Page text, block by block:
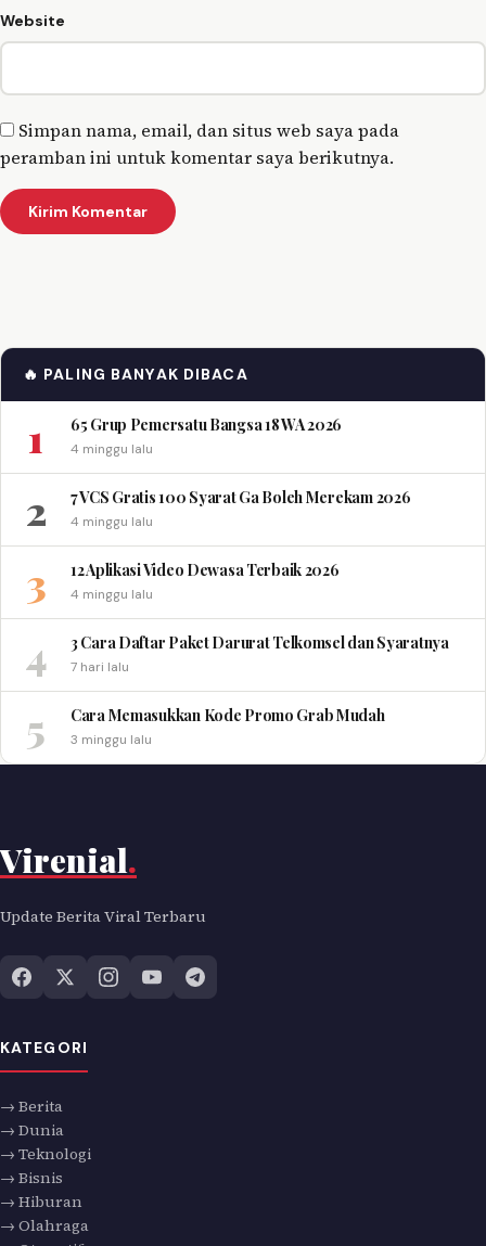
Website
Simpan nama, email, dan situs web saya pada
peramban ini untuk komentar saya berikutnya.
🔥 PALING BANYAK DIBACA
1 65 Grup Pemersatu Bangsa 18 WA 2026
4 minggu lalu
2 7 VCS Gratis 100 Syarat Ga Boleh Merekam 2026
4 minggu lalu
3 12 Aplikasi Video Dewasa Terbaik 2026
4 minggu lalu
4 3 Cara Daftar Paket Darurat Telkomsel dan Syaratnya
7 hari lalu
5 Cara Memasukkan Kode Promo Grab Mudah
3 minggu lalu
Virenial.
Update Berita Viral Terbaru
KATEGORI
→ Berita
→ Dunia
→ Teknologi
→ Bisnis
→ Hiburan
→ Olahraga